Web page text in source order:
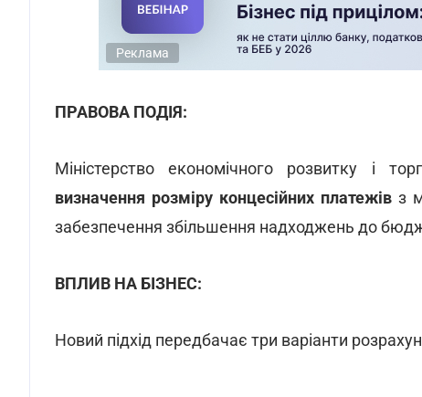
Реклама
ПРАВОВА ПОДІЯ:
Міністерство економічного розвитку і
визначення розміру концесійних платежівз
забезпечення збільшення надходжень до
ВПЛИВ НА БІЗНЕС:
Новий підхід передбачає три варіанти